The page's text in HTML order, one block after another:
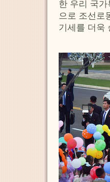
한 우리 국
으로 조선로
기세를 더욱